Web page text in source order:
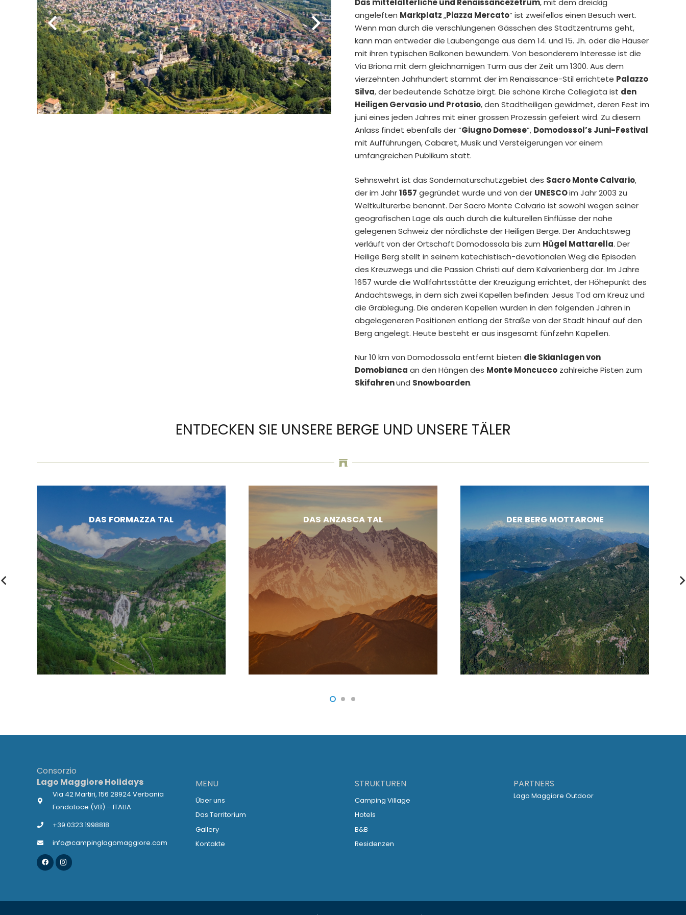
Das mittelalterliche und Renaissancezetrum, mit dem dreickig
angeleften Markplatz„Piazza Mercato“ ist zweifellos einen Besuch wert.
Wenn man durch die verschlungenen Gässchen des Stadtzentrums geht,
kann man entweder die Laubengänge aus dem 14. und 15. Jh. oder die Häuser
mit ihren typischen Balkonen bewundern. Von besonderem Interesse ist die
Via Briona mit dem gleichnamigen Turm aus der Zeit um 1300. Aus dem
vierzehnten Jahrhundert stammt der im Renaissance-Stil errichtete Palazzo
Silva, der bedeutende Schätze birgt. Die schöne Kirche Collegiata ist den
Heiligen Gervasio und Protasio, den Stadtheiligen gewidmet, deren Fest im
juni eines jeden Jahres mit einer grossen Prozessin gefeiert wird. Zu diesem
Anlass findet ebenfalls der “Giugno Domese”, Domodossol’s Juni-Festival
mit Aufführungen, Cabaret, Musik und Versteigerungen vor einem
umfangreichen Publikum statt.
Sehnswehrt ist das Sondernaturschutzgebiet des Sacro Monte Calvario,
der im Jahr1657 gegründet wurde und von der UNESCOim Jahr 2003 zu
Weltkulturerbe benannt. Der Sacro Monte Calvario ist sowohl wegen seiner
geografischen Lage als auch durch die kulturellen Einflüsse der nahe
gelegenen Schweiz der nördlichste der Heiligen Berge. Der Andachtsweg
verläuft von der Ortschaft Domodossola bis zum Hügel Mattarella. Der
Heilige Berg stellt in seinem katechistisch-devotionalen Weg die Episoden
des Kreuzwegs und die Passion Christi auf dem Kalvarienberg dar. Im Jahre
1657 wurde die Wallfahrtsstätte der Kreuzigung errichtet, der Höhepunkt des
Andachtswegs, in dem sich zwei Kapellen befinden: Jesus Tod am Kreuz und
die Grablegung. Die anderen Kapellen wurden in den folgenden Jahren in
abgelegeneren Positionen entlang der Straße von der Stadt hinauf auf den
Berg angelegt. Heute besteht er aus insgesamt fünfzehn Kapellen.
Nur 10 km von Domodossola entfernt bieten die Skianlagen von
Domobianca an den Hängen des Monte Moncuccozahlreiche Pisten zum
Skifahrenund Snowboarden.
ENTDECKEN SIE UNSERE BERGE UND UNSERE TÄLER
DAS FORMAZZA TAL DAS ANZASCA TAL DER BERG MOTTARONE
Consorzio
Lago Maggiore Holidays
Via 42 Martiri, 156 28924 Verbania
Fondotoce (VB) – ITALIA
+39 0323 1998818
info@campinglagomaggiore.com
MENU
Über uns
Das Territorium
Gallery
Kontakte
STRUKTUREN
Camping Village
Hotels
B&B
Residenzen
PARTNERS
Lago Maggiore Outdoor